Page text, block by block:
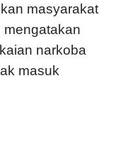
masyarakat
mengatakan
narkoba
masuk